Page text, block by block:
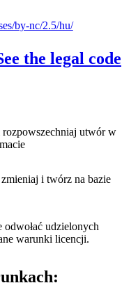
by-nc/2.5/hu/
the legal code
utwór w
i twórz na bazie
udzielonych
warunki licencji.